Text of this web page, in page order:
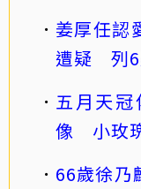
姜厚任認
遭疑 列6
五月天
像 小玫
66歲徐乃